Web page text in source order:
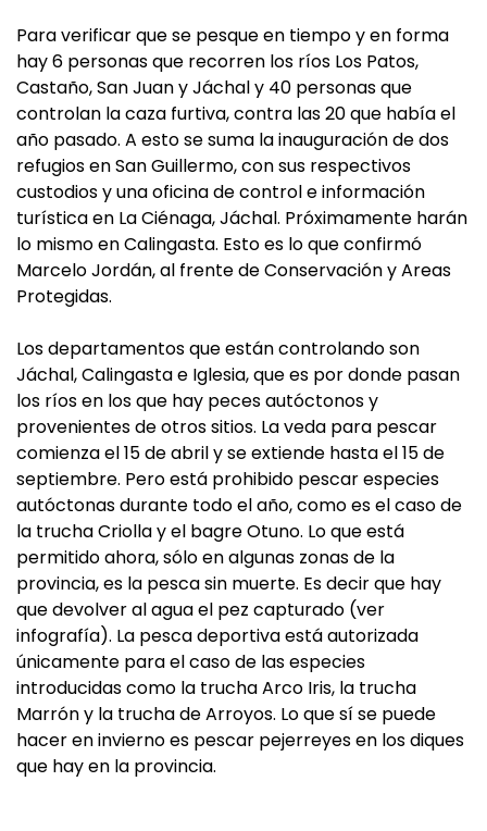
Para verificar que se pesque en tiempo y en forma
hay 6 personas que recorren los ríos Los Patos,
Castaño, San Juan y Jáchal y 40 personas que
controlan la caza furtiva, contra las 20 que había el
año pasado. A esto se suma la inauguración de dos
refugios en San Guillermo, con sus respectivos
custodios y una oficina de control e información
turística en La Ciénaga, Jáchal. Próximamente harán
lo mismo en Calingasta. Esto es lo que confirmó
Marcelo Jordán, al frente de Conservación y Areas
Protegidas.
Los departamentos que están controlando son
Jáchal, Calingasta e Iglesia, que es por donde pasan
los ríos en los que hay peces autóctonos y
provenientes de otros sitios. La veda para pescar
comienza el 15 de abril y se extiende hasta el 15 de
septiembre. Pero está prohibido pescar especies
autóctonas durante todo el año, como es el caso de
la trucha Criolla y el bagre Otuno. Lo que está
permitido ahora, sólo en algunas zonas de la
provincia, es la pesca sin muerte. Es decir que hay
que devolver al agua el pez capturado (ver
infografía). La pesca deportiva está autorizada
únicamente para el caso de las especies
introducidas como la trucha Arco Iris, la trucha
Marrón y la trucha de Arroyos. Lo que sí se puede
hacer en invierno es pescar pejerreyes en los diques
que hay en la provincia.